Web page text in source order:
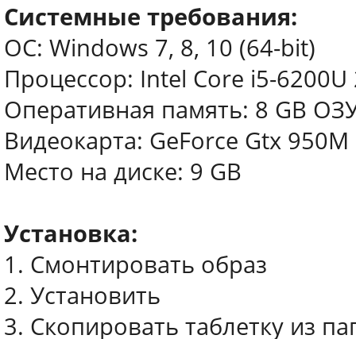
Системные требования:
ОС: Windows 7, 8, 10 (64-bit)
Процессор: Intel Core i5-6200U
Оперативная память: 8 GB
Видеокарта: GeForce Gtx 950M
Место на диске: 9 GB
Установка:
1. Смонтировать образ
2. Установить
3. Скопировать таблетку из